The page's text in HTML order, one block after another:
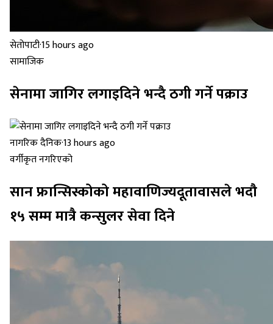
सेतोपाटी·15 hours ago
सामाजिक
सेनामा जागिर लगाइदिने भन्दै ठगी गर्ने पक्राउ
नागरिक दैनिक·13 hours ago
वर्गीकृत नगरिएको
सान फ्रान्सिस्कोको महावाणिज्यदूतावासले भदौ
१५ सम्म मात्रै कन्सुलर सेवा दिने